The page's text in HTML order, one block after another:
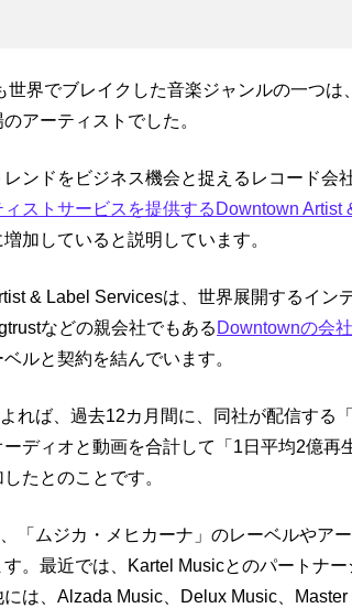
世界でブレイクした音楽ジャンルの一つは
アーティストでした。
ンドをビジネス機会と捉えるレコード会
ィストサービスを提供するDowntown Artist
加していると説明しています。
& Label Servicesは、世界展開するイン
などの親会社でもある Downtownの会
ルと契約を結んでいます。
れば、過去12カ月間に、同社が配信する
ディオと動画を合計して「1日平均2億再
たとのことです。
「ムジカ・メヒカーナ」のレーベルやア
。最近では、Kartel Musicとのパートナ
には、Alzada Music、Delux Music、